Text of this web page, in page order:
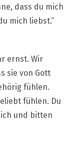
dass du mich
mich liebst.“
ernst. Wir
sie von Gott
fühlen.
fühlen. Du
und bitten